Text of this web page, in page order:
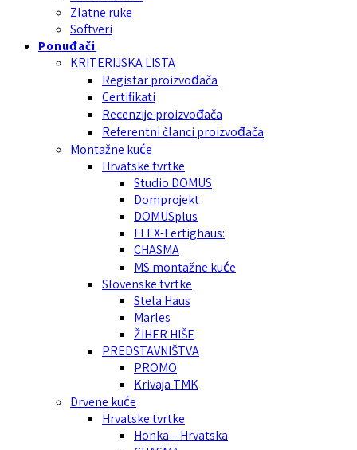
Zlatne ruke
Softveri
Ponuđači
KRITERIJSKA LISTA
Registar proizvođača
Certifikati
Recenzije proizvođača
Referentni članci proizvođača
Montažne kuće
Hrvatske tvrtke
Studio DOMUS
Domprojekt
DOMUSplus
FLEX-Fertighaus:
CHASMA
MS montažne kuće
Slovenske tvrtke
Stela Haus
Marles
ŽIHER HIŠE
PREDSTAVNIŠTVA
PROMO
Krivaja TMK
Drvene kuće
Hrvatske tvrtke
Honka – Hrvatska